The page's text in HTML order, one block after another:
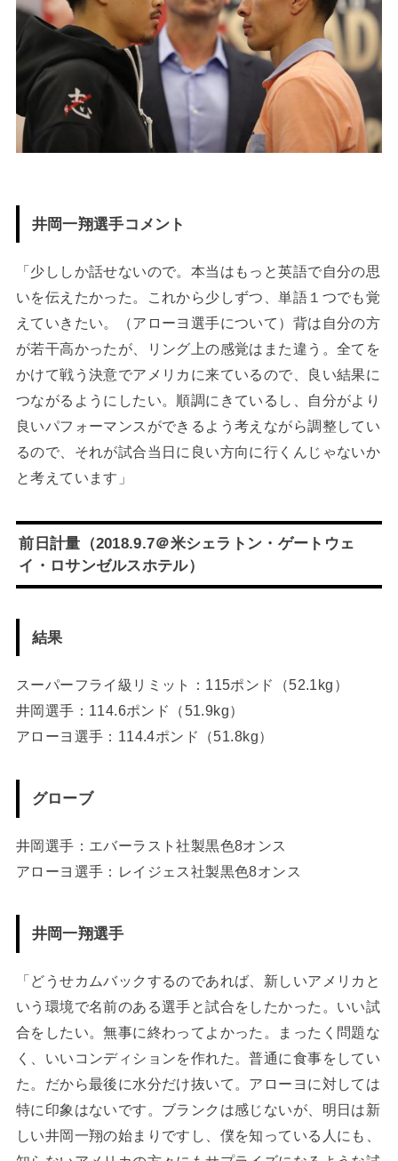
井岡一翔選手コメント
「少ししか話せないので。本当はもっと英語で自分の思
いを伝えたかった。これから少しずつ、単語１つでも覚
えていきたい。（アローヨ選手について）背は自分の方
が若干高かったが、リング上の感覚はまた違う。全てを
かけて戦う決意でアメリカに来ているので、良い結果に
つながるようにしたい。順調にきているし、自分がより
良いパフォーマンスができるよう考えながら調整してい
るので、それが試合当日に良い方向に行くんじゃないか
と考えています」
前日計量（2018.9.7＠米シェラトン・ゲートウェ
イ・ロサンゼルスホテル）
結果
スーパーフライ級リミット：115ポンド（52.1kg）
井岡選手：114.6ポンド（51.9kg）
アローヨ選手：114.4ポンド（51.8kg）
グローブ
井岡選手：エバーラスト社製黒色8オンス
アローヨ選手：レイジェス社製黒色8オンス
井岡一翔選手
「どうせカムバックするのであれば、新しいアメリカと
いう環境で名前のある選手と試合をしたかった。いい試
合をしたい。無事に終わってよかった。まったく問題な
く、いいコンディションを作れた。普通に食事をしてい
た。だから最後に水分だけ抜いて。アローヨに対しては
特に印象はないです。ブランクは感じないが、明日は新
しい井岡一翔の始まりですし、僕を知っている人にも、